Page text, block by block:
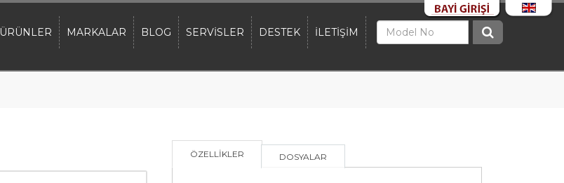
ÜRÜNLER MARKALAR BLOG SERVİSLER DESTEK İLETİŞİM
ÖZELLİKLER DOSYALAR